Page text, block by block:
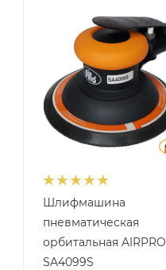
подошвы, мм
Мощность, кВт
0,22
Обороты, об/мин
12000
Расход воздуха, л/
170
Шлифмашина
пневматическая
орбитальная AIRPRO
SA4099S